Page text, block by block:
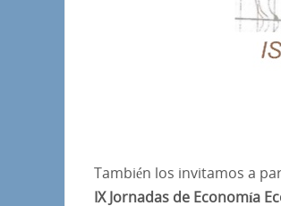
También los invitamos a
IX Jornadas de Economía